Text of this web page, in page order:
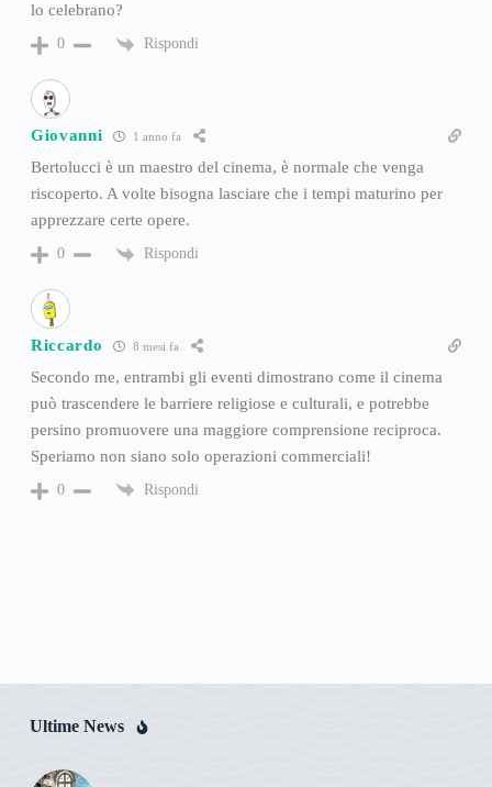
lo celebrano?
0 Rispondi
Giovanni 1 anno fa
Bertolucci è un maestro del cinema, è normale che venga
riscoperto. A volte bisogna lasciare che i tempi maturino per
apprezzare certe opere.
0 Rispondi
Riccardo 8 mesi fa
Secondo me, entrambi gli eventi dimostrano come il cinema
può trascendere le barriere religiose e culturali, e potrebbe
persino promuovere una maggiore comprensione reciproca.
Speriamo non siano solo operazioni commerciali!
0 Rispondi
Ultime News